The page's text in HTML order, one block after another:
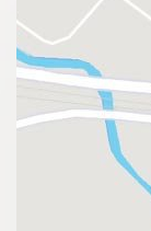
Vertigine